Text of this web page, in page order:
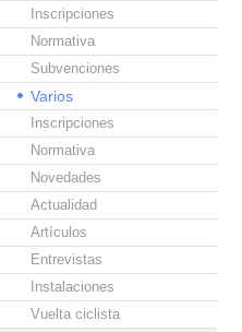
Inscripciones
Normativa
Subvenciones
Varios
Inscripciones
Normativa
Novedades
Actualidad
Artículos
Entrevistas
Instalaciones
Vuelta ciclista